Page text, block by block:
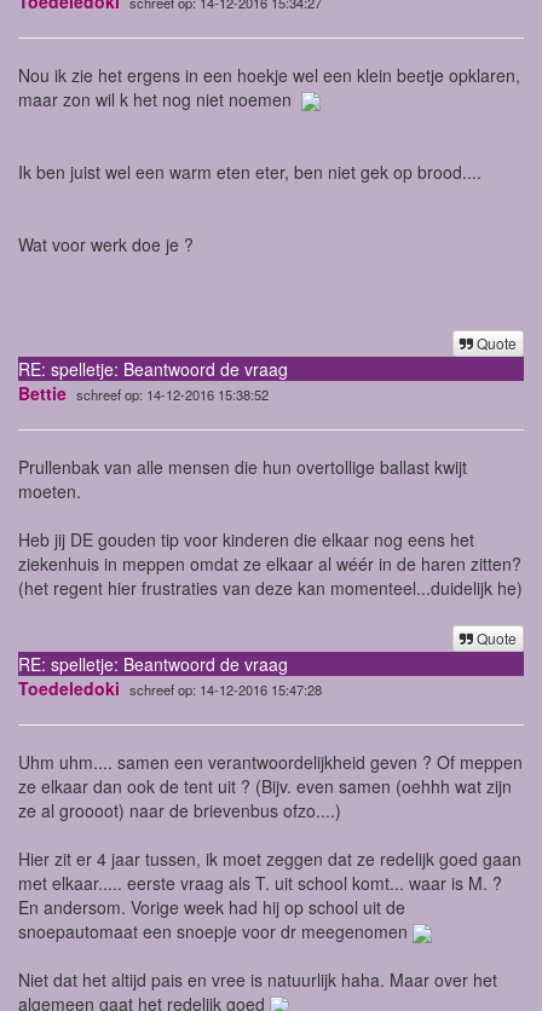
Nou ik zie het ergens in een hoekje wel een klein beetje opklaren,
maar zon wil k het nog niet noemen
Ik ben juist wel een warm eten eter, ben niet gek op brood....
Wat voor werk doe je ?
Quote
RE: spelletje: Beantwoord de vraag
Bettie schreef op: 14-12-2016 15:38:52
Prullenbak van alle mensen die hun overtollige ballast kwijt
moeten.
Heb jij DE gouden tip voor kinderen die elkaar nog eens het
ziekenhuis in meppen omdat ze elkaar al wéér in de haren zitten?
(het regent hier frustraties van deze kan momenteel...duidelijk he)
Quote
RE: spelletje: Beantwoord de vraag
Toedeledoki schreef op: 14-12-2016 15:47:28
Uhm uhm.... samen een verantwoordelijkheid geven ? Of meppen
ze elkaar dan ook de tent uit ? (Bijv. even samen (oehhh wat zijn
ze al groooot) naar de brievenbus ofzo....)
Hier zit er 4 jaar tussen, ik moet zeggen dat ze redelijk goed gaan
met elkaar..... eerste vraag als T. uit school komt... waar is M. ?
En andersom. Vorige week had hij op school uit de
snoepautomaat een snoepje voor dr meegenomen
Niet dat het altijd pais en vree is natuurlijk haha. Maar over het
algemeen gaat het redelijk goed